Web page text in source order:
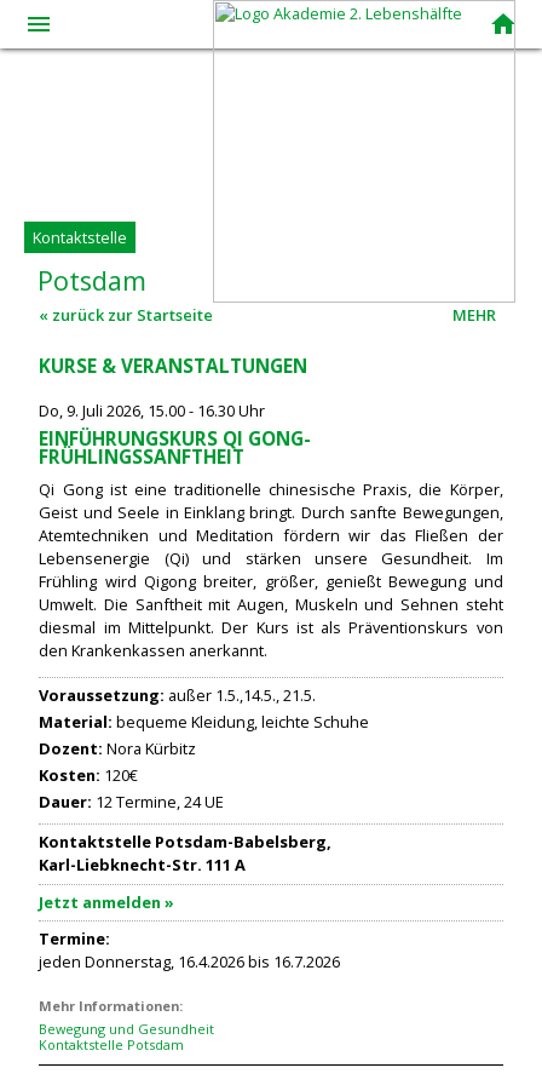
Kontaktstelle
Potsdam
MEHR
« zurück zur Startseite
KURSE & VERANSTALTUNGEN
Do, 9. Juli 2026, 15.00 - 16.30 Uhr
EINFÜHRUNGSKURS QI GONG-
FRÜHLINGSSANFTHEIT
Qi Gong ist eine traditionelle chinesische Praxis, die Körper,
Geist und Seele in Einklang bringt. Durch sanfte Bewegungen,
Atemtechniken und Meditation fördern wir das Fließen der
Lebensenergie (Qi) und stärken unsere Gesundheit. Im
Frühling wird Qigong breiter, größer, genießt Bewegung und
Umwelt. Die Sanftheit mit Augen, Muskeln und Sehnen steht
diesmal im Mittelpunkt. Der Kurs ist als Präventionskurs von
den Krankenkassen anerkannt.
Voraussetzung: außer 1.5.,14.5., 21.5.
Material: bequeme Kleidung, leichte Schuhe
Dozent: Nora Kürbitz
Kosten: 120€
Dauer: 12 Termine, 24 UE
Kontaktstelle Potsdam-Babelsberg,
Karl-Liebknecht-Str. 111 A
Jetzt anmelden »
Termine:
jeden Donnerstag, 16.4.2026 bis 16.7.2026
Mehr Informationen:
Bewegung und Gesundheit
Kontaktstelle Potsdam
menue home